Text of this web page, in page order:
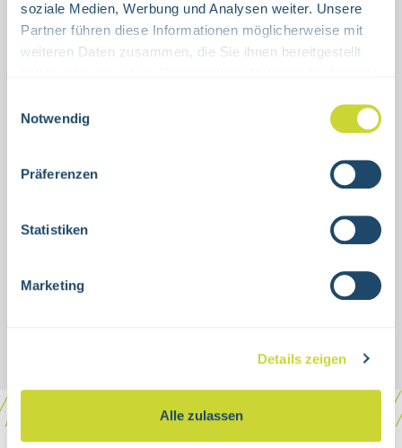
soziale Medien, Werbung und Analysen weiter. Unsere
Partner führen diese Informationen möglicherweise mit
weiteren Daten zusammen, die Sie ihnen bereitgestellt
Notwendig
Präferenzen
Statistiken
Marketing
Details zeigen
Alle zulassen
Beschreibung
in Innenräumenverschiedene
FolieISO 7010-E0…